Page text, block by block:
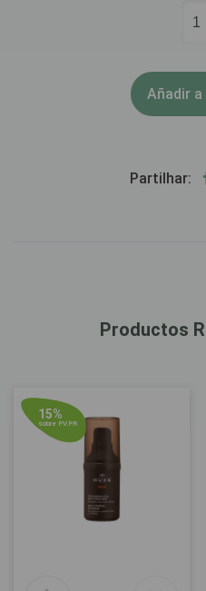
1
Añadir
Partilhar:
Productos
15%
sobre P.V.P.R